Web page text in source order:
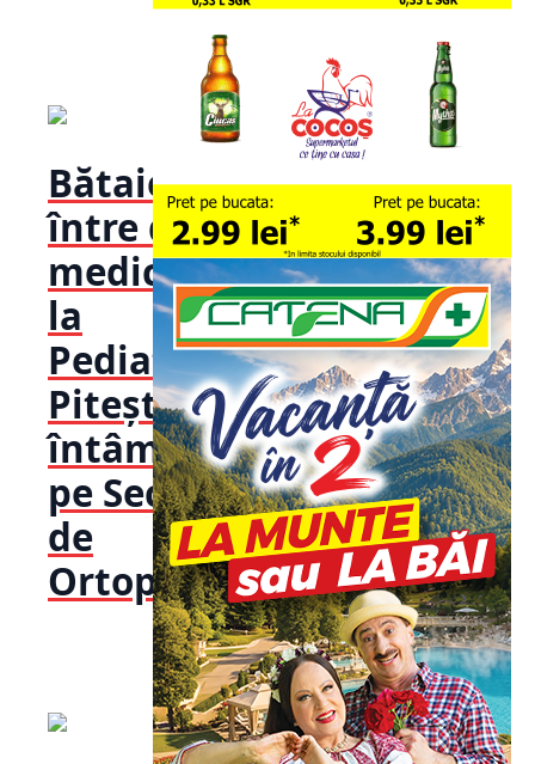
Bătaie
între doi
medici de
la
Pediatrie
Pitești! S-a
întâmplat
pe Secția
de
Ortopedie!